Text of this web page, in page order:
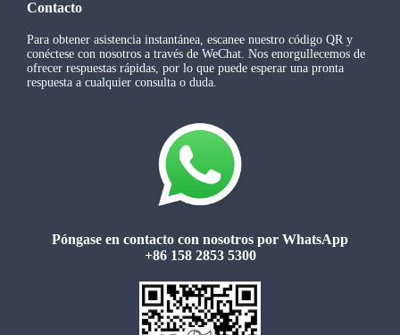
Contacto
Para obtener asistencia instantánea, escanee nuestro código QR y
conéctese con nosotros a través de WeChat. Nos enorgullecemos de
ofrecer respuestas rápidas, por lo que puede esperar una pronta
respuesta a cualquier consulta o duda.
Póngase en contacto con nosotros por WhatsApp
+86 158 2853 5300